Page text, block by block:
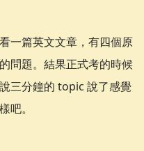
一篇英文文章，有四個原
問題。結果正式考的時候
三分鐘的 topic 說了感覺
吧。